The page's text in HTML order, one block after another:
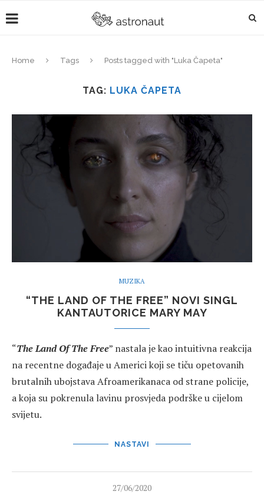
Home Tags Posts tagged with "Luka Čapeta"
TAG: LUKA ČAPETA
MUZIKA
“THE LAND OF THE FREE” NOVI SINGL
KANTAUTORICE MARY MAY
“The Land Of The Free” nastala je kao intuitivna reakcija
na recentne događaje u Americi koji se tiču opetovanih
brutalnih ubojstava Afroamerikanaca od strane policije,
a koja su pokrenula lavinu prosvjeda podrške u cijelom
svijetu.
NASTAVI
27/06/2020